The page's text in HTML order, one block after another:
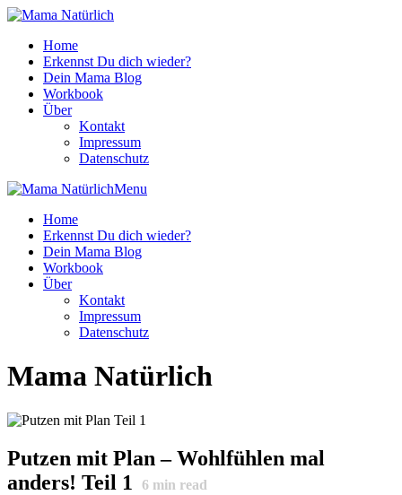
Home
Erkennst Du dich wieder?
Dein Mama Blog
Workbook
Über
Kontakt
Impressum
Datenschutz
Menu
Home
Erkennst Du dich wieder?
Dein Mama Blog
Workbook
Über
Kontakt
Impressum
Datenschutz
Mama Natürlich
Putzen mit Plan – Wohlfühlen mal
anders! Teil 1
6 min read